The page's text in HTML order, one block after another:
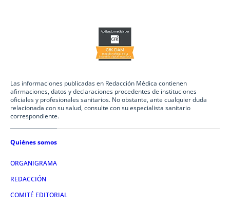
Las informaciones publicadas en Redacción Médica contienen
afirmaciones, datos y declaraciones procedentes de instituciones
oficiales y profesionales sanitarios. No obstante, ante cualquier duda
relacionada con su salud, consulte con su especialista sanitario
correspondiente.
Quiénes somos
ORGANIGRAMA
REDACCIÓN
COMITÉ EDITORIAL